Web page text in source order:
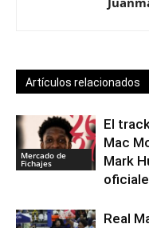
Artículos relacionados
Mercado de
Fichajes
El
Mac
Mark
Real